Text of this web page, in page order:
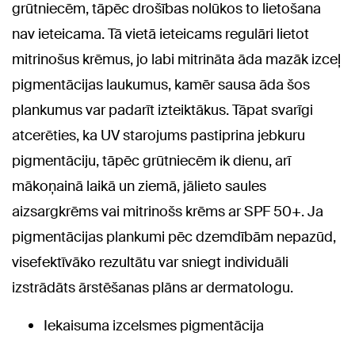
grūtniecēm, tāpēc drošības nolūkos to lietošana
nav ieteicama. Tā vietā ieteicams regulāri lietot
mitrinošus krēmus, jo labi mitrināta āda mazāk izceļ
pigmentācijas laukumus, kamēr sausa āda šos
plankumus var padarīt izteiktākus. Tāpat svarīgi
atcerēties, ka UV starojums pastiprina jebkuru
pigmentāciju, tāpēc grūtniecēm ik dienu, arī
mākoņainā laikā un ziemā, jālieto saules
aizsargkrēms vai mitrinošs krēms ar SPF 50+. Ja
pigmentācijas plankumi pēc dzemdībām nepazūd,
visefektīvāko rezultātu var sniegt individuāli
izstrādāts ārstēšanas plāns ar dermatologu.
Iekaisuma izcelsmes pigmentācija